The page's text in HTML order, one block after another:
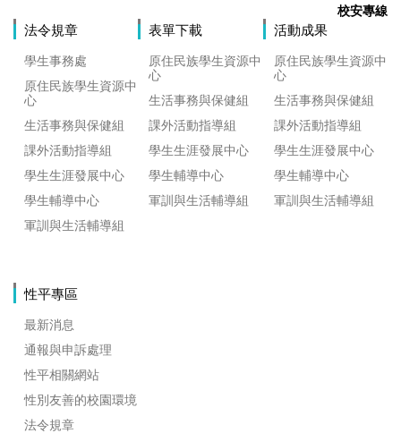
校安專線
法令規章
學生事務處
原住民族學生資源中
心
生活事務與保健組
課外活動指導組
學生生涯發展中心
學生輔導中心
軍訓與生活輔導組
表單下載
原住民族學生資源中
心
生活事務與保健組
課外活動指導組
學生生涯發展中心
學生輔導中心
軍訓與生活輔導組
活動成果
原住民族學生資源中
心
生活事務與保健組
課外活動指導組
學生生涯發展中心
學生輔導中心
軍訓與生活輔導組
性平專區
最新消息
通報與申訴處理
性平相關網站
性別友善的校園環境
法令規章